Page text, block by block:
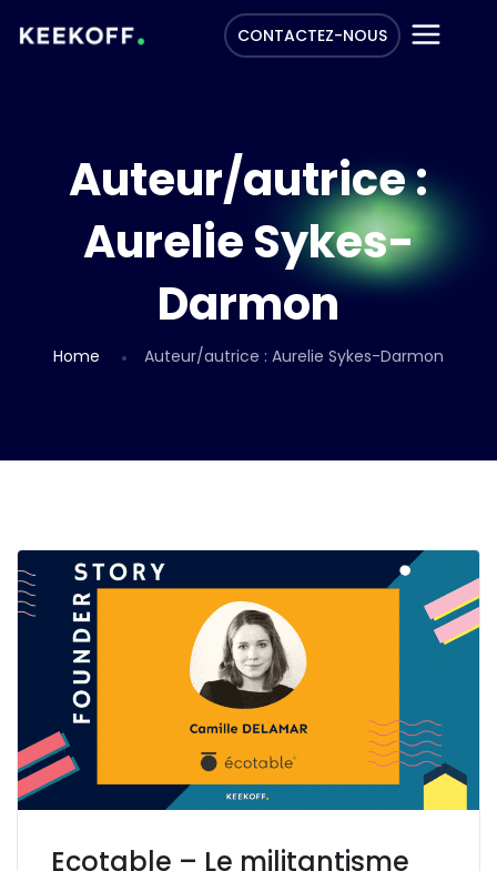
CONTACTEZ-NOUS
Auteur/autrice :
Aurelie Sykes-
Darmon
Home Auteur/autrice : Aurelie Sykes-Darmon
Ecotable – Le militantisme